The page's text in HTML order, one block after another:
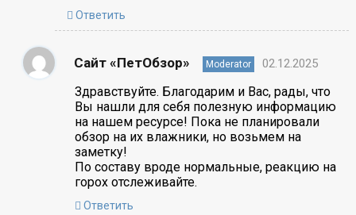
Ответить
Сайт «ПетОбзор» Moderator 02.12.2025
Здравствуйте. Благодарим и Вас, рады, что
Вы нашли для себя полезную информацию
на нашем ресурсе! Пока не планировали
обзор на их влажники, но возьмем на
заметку!
По составу вроде нормальные, реакцию на
горох отслеживайте.
Ответить